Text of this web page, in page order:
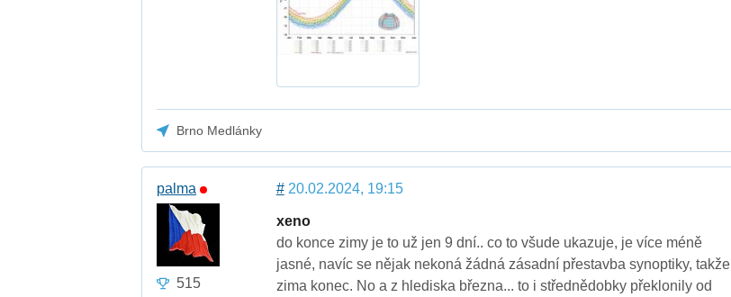
Brno Medlánky
palma
515
#20.02.2024, 19:15
xeno
do konce zimy je to už jen 9 dní.. co to všude ukazuje, je více méně
jasné, navíc se nějak nekoná žádná zásadní přestavba synoptiky, takže
zima konec. No a z hlediska března... to i střednědobky překlonily od